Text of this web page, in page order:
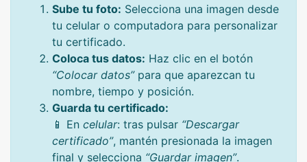
Sube tu foto: Selecciona una imagen desde
tu celular o computadora para personalizar
tu certificado.
Coloca tus datos: Haz clic en el botón
“Colocar datos”para que aparezcan tu
nombre, tiempo y posición.
Guarda tu certificado:
📱 En celular: tras pulsar “Descargar
certificado”, mantén presionada la imagen
final y selecciona “Guardar imagen”.